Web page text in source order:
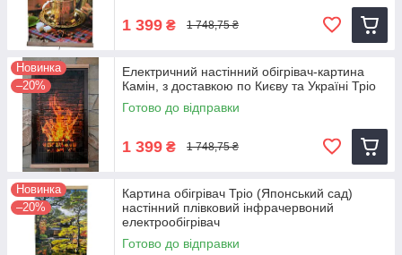
1 399 ₴ 1 748,75 ₴
Новинка
–20%
Електричний настінний обігрівач-картина
Камін, з доставкою по Києву та Україні Тріо
Готово до відправки
1 399 ₴ 1 748,75 ₴
Новинка
–20%
Картина обігрівач Тріо (Японський сад)
настінний плівковий інфрачервоний
електрообігрівач
Готово до відправки